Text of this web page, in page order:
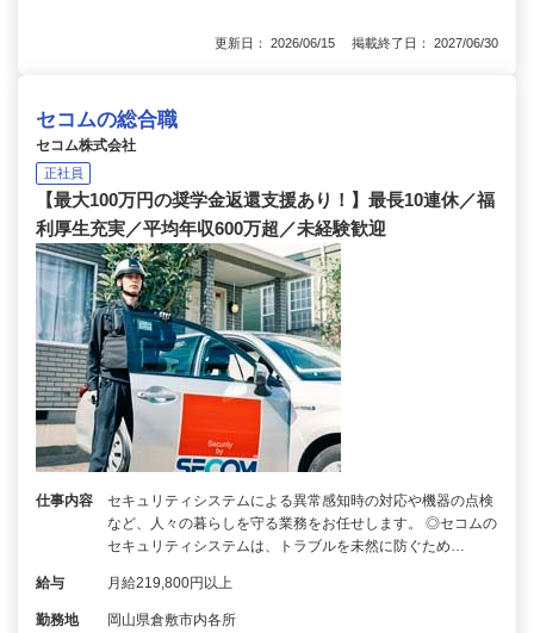
更新日： 2026/06/15 掲載終了日： 2027/06/30
セコムの総合職
セコム株式会社
正社員
【最大100万円の奨学金返還支援あり！】最長10連休／福
利厚生充実／平均年収600万超／未経験歓迎
仕事内容
セキュリティシステムによる異常感知時の対応や機器の点検
など、人々の暮らしを守る業務をお任せします。 ◎セコムの
セキュリティシステムは、トラブルを未然に防ぐため…
給与 月給219,800円以上
勤務地 岡山県倉敷市内各所